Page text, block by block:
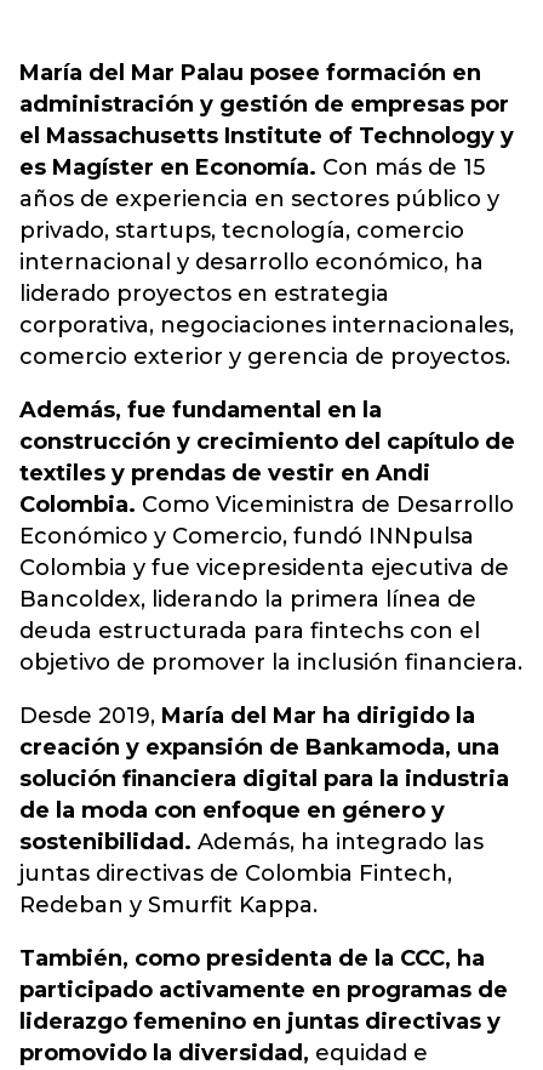
María del Mar Palau posee formación en
administración y gestión de empresas por
el Massachusetts Institute of Technology y
es Magíster en Economía. Con más de 15
años de experiencia en sectores público y
privado, startups, tecnología, comercio
internacional y desarrollo económico, ha
liderado proyectos en estrategia
corporativa, negociaciones internacionales,
comercio exterior y gerencia de proyectos.
Además, fue fundamental en la
construcción y crecimiento del capítulo de
textiles y prendas de vestir en Andi
Colombia. Como Viceministra de Desarrollo
Económico y Comercio, fundó INNpulsa
Colombia y fue vicepresidenta ejecutiva de
Bancoldex, liderando la primera línea de
deuda estructurada para fintechs con el
objetivo de promover la inclusión financiera.
Desde 2019, María del Mar ha dirigido la
creación y expansión de Bankamoda, una
solución financiera digital para la industria
de la moda con enfoque en género y
sostenibilidad. Además, ha integrado las
juntas directivas de Colombia Fintech,
Redeban y Smurfit Kappa.
También, como presidenta de la CCC, ha
participado activamente en programas de
liderazgo femenino en juntas directivas y
promovido la diversidad, equidad e